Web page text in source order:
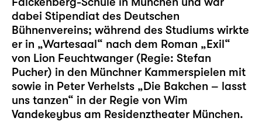
dabei Stipendiat des Deutschen
Bühnenvereins; während des Studiums wirkte
er in „Wartesaal“ nach dem Roman „Exil“
von Lion Feuchtwanger (Regie: Stefan
Pucher) in den Münchner Kammerspielen mit
sowie in Peter Verhelsts „Die Bakchen – lasst
uns tanzen“ in der Regie von Wim
Vandekeybus am Residenztheater München.